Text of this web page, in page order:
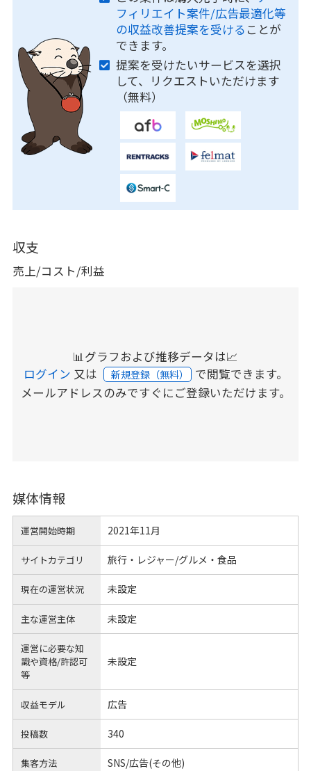
フィリエイト案件/広告最適化等
の収益改善提案を受ける ことが
できます。
提案を受けたいサービスを選択
して、リクエストいただけます
（無料）
収支
売上/コスト/利益
📊グラフおよび推移データは📈
ログイン 又は 新規登録（無料） で閲覧できます。
メールアドレスのみですぐにご登録いただけます。
媒体情報
運営開始時期 2021年11月
サイトカテゴリ 旅行・レジャー/グルメ・食品
現在の運営状況 未設定
主な運営主体 未設定
運営に必要な知
識や資格/許認可
等
未設定
収益モデル 広告
投稿数 340
集客方法 SNS/広告(その他)